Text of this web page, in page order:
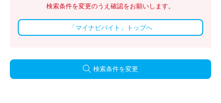
検索条件を変更のうえ確認をお願いします。
「マイナビバイト」トップへ
検索条件を変更